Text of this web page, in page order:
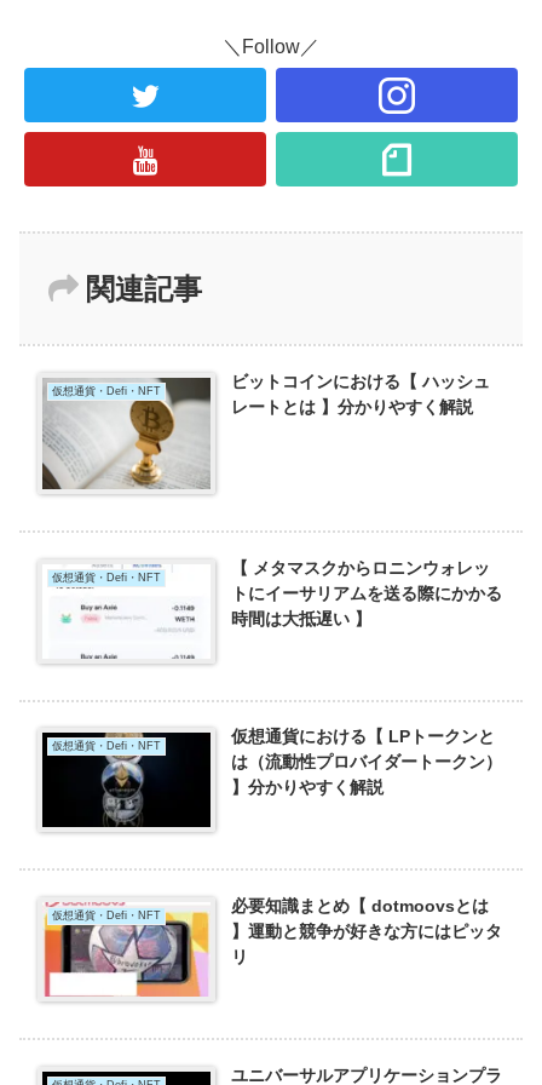
＼Follow／
関連記事
仮想通貨・Defi・NFT
ビットコインにおける【 ハッシュ
レートとは 】分かりやすく解説
仮想通貨・Defi・NFT
【 メタマスクからロニンウォレッ
トにイーサリアムを送る際にかかる
時間は大抵遅い 】
仮想通貨・Defi・NFT
仮想通貨における【 LPトークンと
は（流動性プロバイダートークン）
】分かりやすく解説
仮想通貨・Defi・NFT
必要知識まとめ【 dotmoovsとは
】運動と競争が好きな方にはピッタ
リ
ユニバーサルアプリケーションプラ